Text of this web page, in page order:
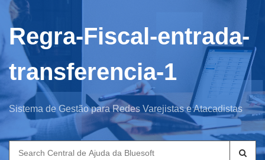
Regra-Fiscal-entrada-
transferencia-1
Sistema de Gestão para Redes Varejistas e Atacadistas
Search